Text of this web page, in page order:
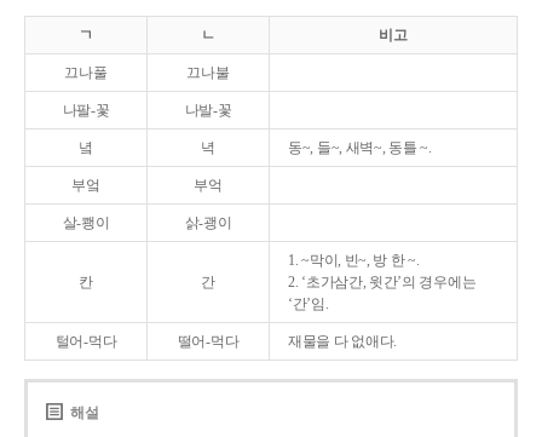
ㄱ ㄴ 비고
끄나풀 끄나불
나팔-꽃 나발-꽃
녘 녁 동~, 들~, 새벽~, 동틀 ~.
부엌 부억
살-쾡이 삵-괭이
칸 간
1. ~막이, 빈~, 방 한 ~.
2. ‘초가삼간, 윗간’의 경우에는
‘간’임.
털어-먹다 떨어-먹다 재물을 다 없애다.
해설